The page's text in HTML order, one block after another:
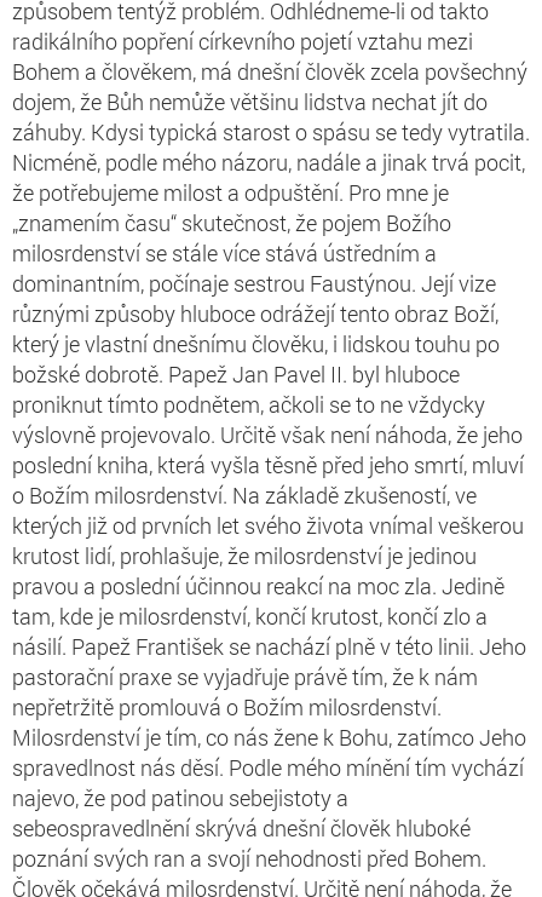
způsobem tentýž problém. Odhlédneme-li od takto
radikálního popření církevního pojetí vztahu mezi
Bohem a člověkem, má dnešní člověk zcela povšechný
dojem, že Bůh nemůže většinu lidstva nechat jít do
záhuby. Kdysi typická starost o spásu se tedy vytratila.
Nicméně, podle mého názoru, nadále a jinak trvá pocit,
že potřebujeme milost a odpuštění. Pro mne je
„znamením času“ skutečnost, že pojem Božího
milosrdenství se stále více stává ústředním a
dominantním, počínaje sestrou Faustýnou. Její vize
různými způsoby hluboce odrážejí tento obraz Boží,
který je vlastní dnešnímu člověku, i lidskou touhu po
božské dobrotě. Papež Jan Pavel II. byl hluboce
proniknut tímto podnětem, ačkoli se to ne vždycky
výslovně projevovalo. Určitě však není náhoda, že jeho
poslední kniha, která vyšla těsně před jeho smrtí, mluví
o Božím milosrdenství. Na základě zkušeností, ve
kterých již od prvních let svého života vnímal veškerou
krutost lidí, prohlašuje, že milosrdenství je jedinou
pravou a poslední účinnou reakcí na moc zla. Jedině
tam, kde je milosrdenství, končí krutost, končí zlo a
násilí. Papež František se nachází plně v této linii. Jeho
pastorační praxe se vyjadřuje právě tím, že k nám
nepřetržitě promlouvá o Božím milosrdenství.
Milosrdenství je tím, co nás žene k Bohu, zatímco Jeho
spravedlnost nás děsí. Podle mého mínění tím vychází
najevo, že pod patinou sebejistoty a
sebeospravedlnění skrývá dnešní člověk hluboké
poznání svých ran a svojí nehodnosti před Bohem.
Člověk očekává milosrdenství. Určitě není náhoda, že